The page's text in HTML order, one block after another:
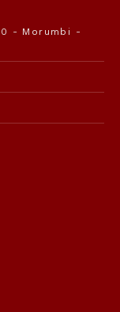
- Morumbi -